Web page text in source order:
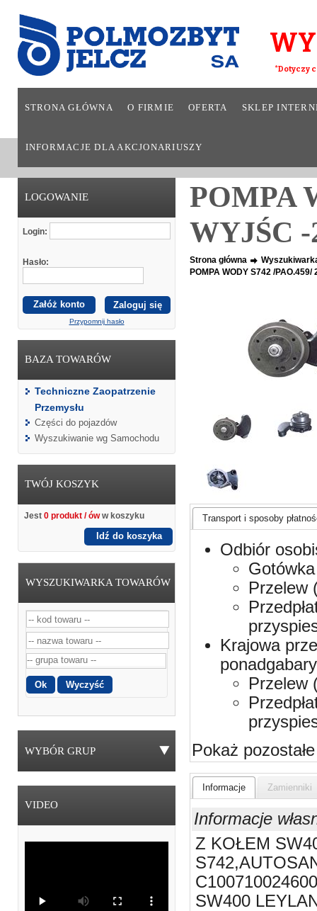
*Dotyczy
STRONA GŁÓWNA O FIRMIE OFERTA SKLEP
INFORMACJE DLA AKCJONARIUSZY
LOGOWANIE
Login:
Hasło:
Załóż konto
Przypomnij hasło
BAZA TOWARÓW
Techniczne Zaopatrzenie
Przemysłu
Części do pojazdów
Wyszukiwanie wg Samochodu
TWÓJ KOSZYK
Jest 0 produkt / óww koszyku
Idź do koszyka
WYSZUKIWARKA TOWARÓW
WYBÓR GRUP
VIDEO
POMPA
WYJŚC -
Strona główna
POMPA WODY S742 /PAO.459/
Transport i sposoby
Odbiór
Przelew
Krajowa
Przelew
Pokaż pozostałe
Informacje Zamienniki
Informacje
Z KOŁEM
SW400